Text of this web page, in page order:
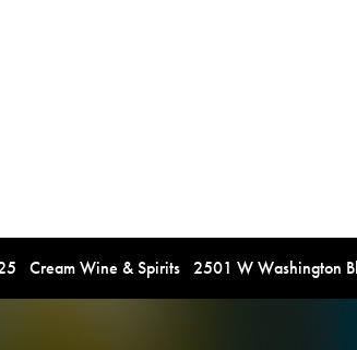
Cream Wine & Spirits 2501 W Washington